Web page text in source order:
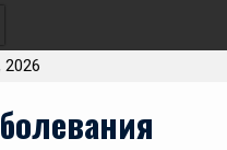
2026